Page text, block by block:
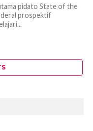
pidato State of the
prospektif